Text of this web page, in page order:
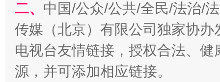
阿坝州三大球赛在茂县开幕 规模
二、 中国/公众/公共/全民/法治/
传媒（北京）有限公司独家协
电视台友情链接，授权合法、
源，并可添加相应链接。